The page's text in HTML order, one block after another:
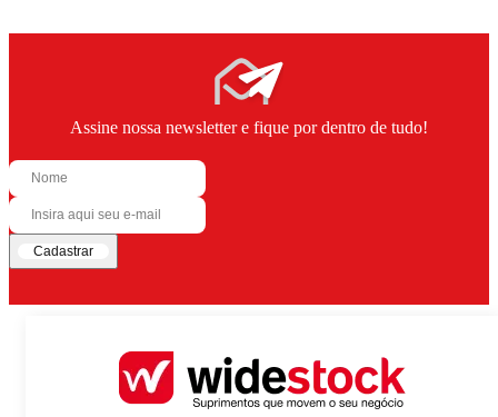
Assine nossa newsletter e fique por dentro de tudo!
Cadastrar